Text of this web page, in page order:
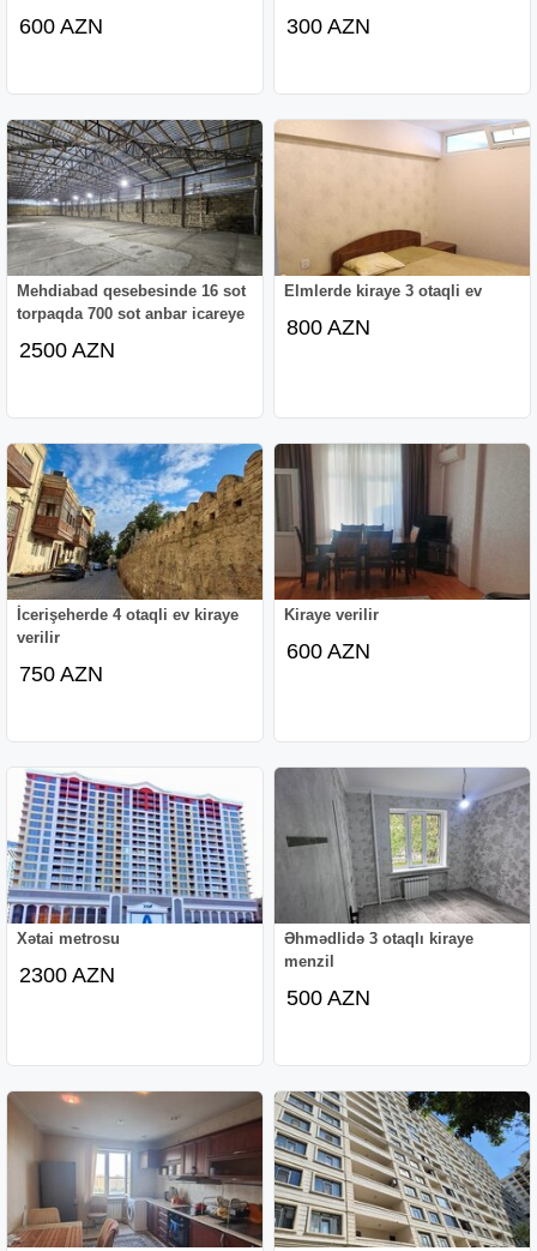
600 AZN 300 AZN
Mehdiabad qesebesinde 16 sot
torpaqda 700 sot anbar icareye
2500 AZN
Elmlerde kiraye 3 otaqli ev
800 AZN
İcerişeherde 4 otaqli ev kiraye
verilir
750 AZN
Kiraye verilir
600 AZN
Xətai metrosu
2300 AZN
Əhmədlidə 3 otaqlı kiraye
menzil
500 AZN